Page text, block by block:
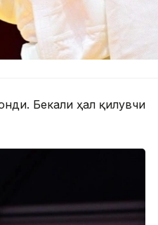
Бекали ҳал қилувчи